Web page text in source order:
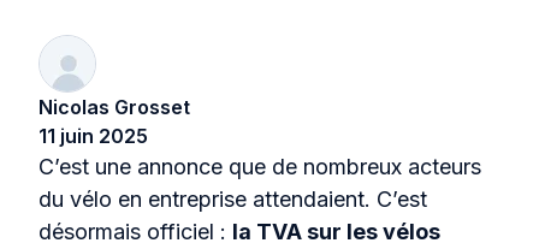
Nicolas Grosset
11 juin 2025
C’est une annonce que de nombreux acteurs
du vélo en entreprise attendaient. C’est
désormais officiel : la TVA sur les vélos